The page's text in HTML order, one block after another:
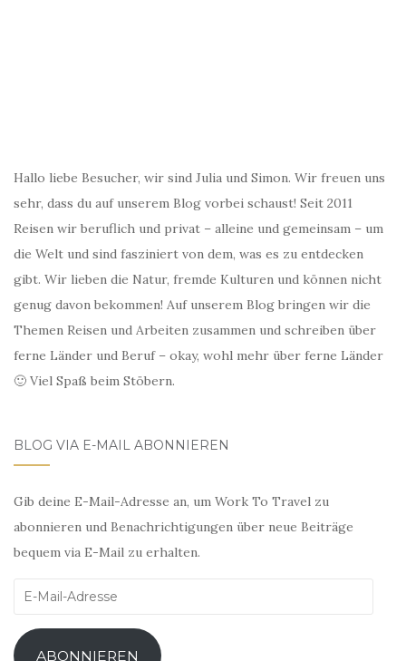
Hallo liebe Besucher, wir sind Julia und Simon. Wir freuen uns
sehr, dass du auf unserem Blog vorbei schaust! Seit 2011
Reisen wir beruflich und privat – alleine und gemeinsam – um
die Welt und sind fasziniert von dem, was es zu entdecken
gibt. Wir lieben die Natur, fremde Kulturen und können nicht
genug davon bekommen! Auf unserem Blog bringen wir die
Themen Reisen und Arbeiten zusammen und schreiben über
ferne Länder und Beruf – okay, wohl mehr über ferne Länder
🙂 Viel Spaß beim Stöbern.
BLOG VIA E-MAIL ABONNIEREN
Gib deine E-Mail-Adresse an, um Work To Travel zu
abonnieren und Benachrichtigungen über neue Beiträge
bequem via E-Mail zu erhalten.
E-
Adresse
ABONNIEREN